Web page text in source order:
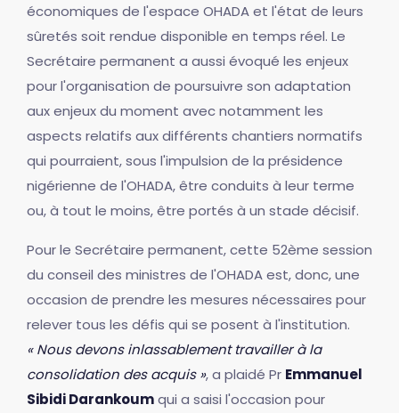
économiques de l'espace OHADA et l'état de leurs
sûretés soit rendue disponible en temps réel. Le
Secrétaire permanent a aussi évoqué les enjeux
pour l'organisation de poursuivre son adaptation
aux enjeux du moment avec notamment les
aspects relatifs aux différents chantiers normatifs
qui pourraient, sous l'impulsion de la présidence
nigérienne de l'OHADA, être conduits à leur terme
ou, à tout le moins, être portés à un stade décisif.
Pour le Secrétaire permanent, cette 52ème session
du conseil des ministres de l'OHADA est, donc, une
occasion de prendre les mesures nécessaires pour
relever tous les défis qui se posent à l'institution.
« Nous devons inlassablement travailler à la
consolidation des acquis », a plaidé Pr Emmanuel
Sibidi Darankoumqui a saisi l'occasion pour